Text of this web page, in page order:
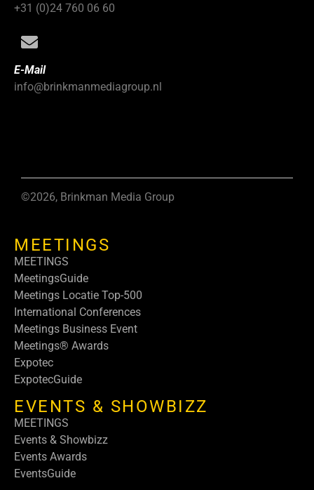
+31 (0)24 760 06 60
E-Mail
info@brinkmanmediagroup.nl
©2026, Brinkman Media Group
MEETINGS
MEETINGS
MeetingsGuide
Meetings Locatie Top-500
International Conferences
Meetings Business Event
Meetings® Awards
Expotec
ExpotecGuide
EVENTS & SHOWBIZZ
MEETINGS
Events & Showbizz
Events Awards
EventsGuide